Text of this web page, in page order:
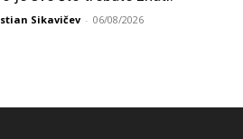
Sikavičev - 06/08/2026